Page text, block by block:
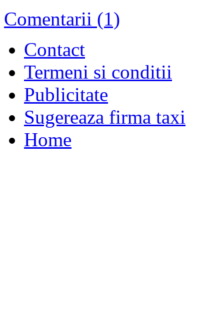
Comentarii (1)
Contact
Termeni si conditii
Publicitate
Sugereaza firma taxi
Home